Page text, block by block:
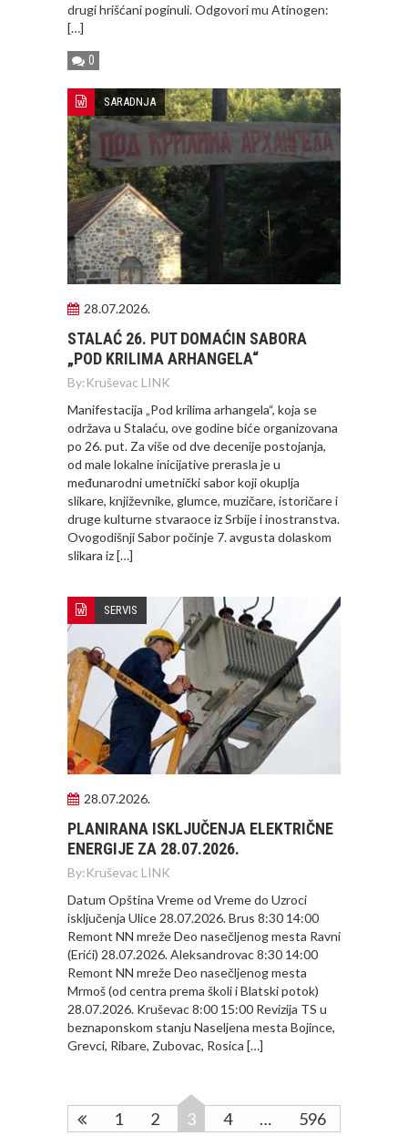
drugi hrišćani poginuli. Odgovori mu Atinogen:
[…]
0
SARADNJA
28.07.2026.
STALAĆ 26. PUT DOMAĆIN SABORA
„POD KRILIMA ARHANGELA“
By:Kruševac LINK
Manifestacija „Pod krilima arhangela“, koja se
održava u Stalaću, ove godine biće organizovana
po 26. put. Za više od dve decenije postojanja,
od male lokalne inicijative prerasla je u
međunarodni umetnički sabor koji okuplja
slikare, književnike, glumce, muzičare, istoričare i
druge kulturne stvaraoce iz Srbije i inostranstva.
Ovogodišnji Sabor počinje 7. avgusta dolaskom
slikara iz […]
SERVIS
28.07.2026.
PLANIRANA ISKLJUČENJA ELEKTRIČNE
ENERGIJE ZA 28.07.2026.
By:Kruševac LINK
Datum Opština Vreme od Vreme do Uzroci
isključenja Ulice 28.07.2026. Brus 8:30 14:00
Remont NN mreže Deo nasečljenog mesta Ravni
(Erići) 28.07.2026. Aleksandrovac 8:30 14:00
Remont NN mreže Deo nasečljenog mesta
Mrmoš (od centra prema školi i Blatski potok)
28.07.2026. Kruševac 8:00 15:00 Revizija TS u
beznaponskom stanju Naseljena mesta Bojince,
Grevci, Ribare, Zubovac, Rosica […]
1 2 3 4 …
596